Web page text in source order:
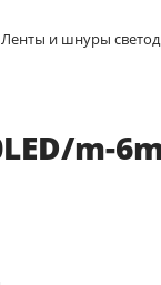
Ленты и шнуры
m-